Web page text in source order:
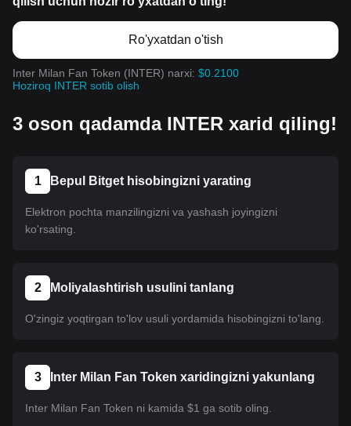
Ro'yxatdan o'tish
Inter Milan Fan Token (INTER) narxi: $0.2100
Hoziroq INTER sotib olish
3 oson qadamda INTER xarid qiling!
1 Bepul Bitget hisobingizni yarating
Elektron pochta manzilingizni va yashash joyingizni
ko'rsating.
2 Moliyalashtirish usulini tanlang
O'zingiz yoqtirgan to'lov usuli yordamida hisobingizni to'lang.
3 Inter Milan Fan Token xaridingizni yakunlang
Inter Milan Fan Token ni kamida $1 ga sotib oling.